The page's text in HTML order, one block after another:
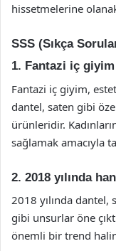
hissetmelerine
SSS (Sıkça
1. Fantazi iç
Fantazi iç giyim,
dantel, saten gibi
ürünleridir.
sağlamak amacıyla
2. 2018 yılında
2018 yılında dantel,
gibi unsurlar öne
önemli bir trend